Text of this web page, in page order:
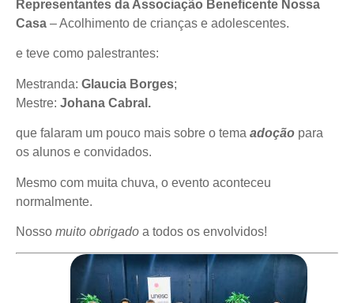
Representantes da Associação Beneficente Nossa
Casa – Acolhimento de crianças e adolescentes.
e teve como palestrantes:
Mestranda: Glaucia Borges;
Mestre: Johana Cabral.
que falaram um pouco mais sobre o tema adoção para
os alunos e convidados.
Mesmo com muita chuva, o evento aconteceu
normalmente.
Nosso muito obrigado a todos os envolvidos!